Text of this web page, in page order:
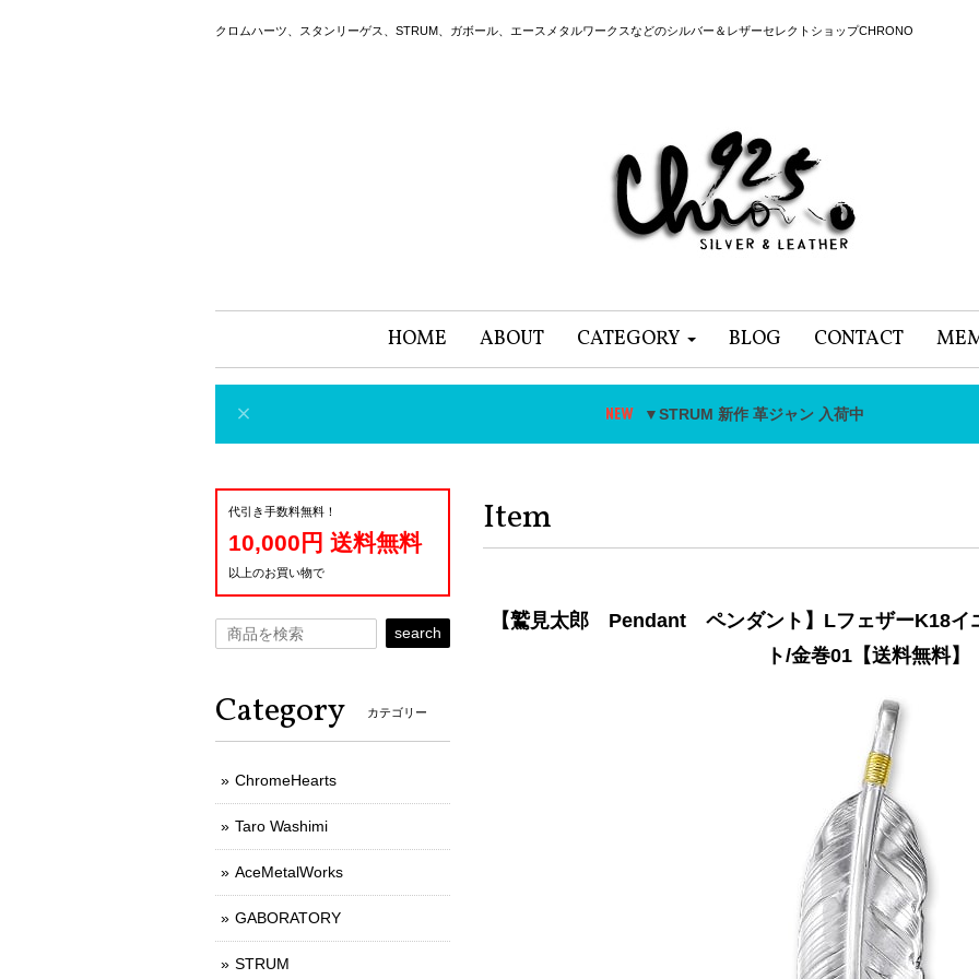
クロムハーツ、スタンリーゲス、STRUM、ガボール、エースメタルワークスなどのシルバー＆レザーセレクトショップCHRONO
HOME ABOUT CATEGORY BLOG CONTACT
▼STRUM 新作 革ジャン 入荷中
Item
【鷲見太郎 Pendant ペンダント】LフェザーK18イ
ト/金巻01【送料無料】
代引き手数料無料！
10,000円 送料無料
以上のお買い物で
search
Category カテゴリー
ChromeHearts
Taro Washimi
AceMetalWorks
GABORATORY
STRUM